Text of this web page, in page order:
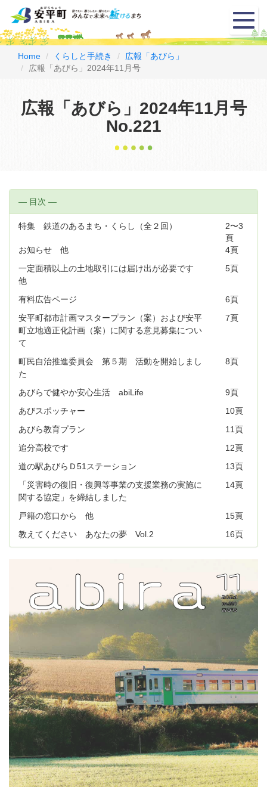
メ
ニ
ュ
Home くらしと手続き
広報「あびら」
広報「あびら」2024年11月号
広報「あびら」2024年11月号
No.221
― 目次 ―
特集 鉄道のあるまち・くらし（全２回）
2〜3
頁
お知らせ 他
4頁
一定面積以上の土地取引には届け出が必要です
他
5頁
有料広告ページ
6頁
安平町都市計画マスタープラン（案）および安平
町立地適正化計画（案）に関する意見募集につい
て
7頁
町民自治推進委員会 第５期 活動を開始しまし
た
8頁
あびらで健やか安心生活 abiLife
9頁
あびスポッチャー
10頁
あびら教育プラン
11頁
追分高校です
12頁
道の駅あびらＤ51ステーション
13頁
「災害時の復旧・復興等事業の支援業務の実施に
関する協定」を締結しました
14頁
戸籍の窓口から 他
15頁
教えてください あなたの夢 Vol.2
16頁